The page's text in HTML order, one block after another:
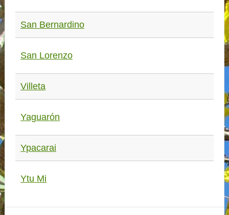
San Bernardino
San Lorenzo
Villeta
Yaguarón
Ypacarai
Ytu Mi